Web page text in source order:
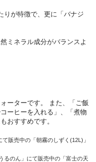
りが特徴で、更に「バナジ
ミネラル成分がバランスよ
ーターです。 また、「ご飯
ーヒーを入れる」、「煮物
おすすめです。
販売中の「朝霧のしずく(12L)」
るのん」にて販売中の「富士の天